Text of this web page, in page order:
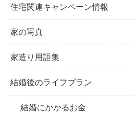
住宅関連キャンペーン情報
家の写真
家造り用語集
結婚後のライフプラン
結婚にかかるお金